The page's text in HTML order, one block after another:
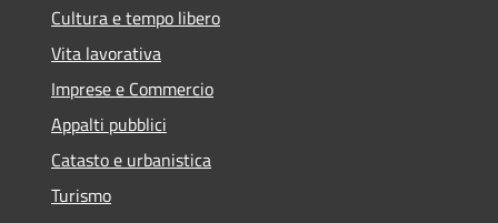
Cultura e tempo libero
Vita lavorativa
Imprese e Commercio
Appalti pubblici
Catasto e urbanistica
Turismo